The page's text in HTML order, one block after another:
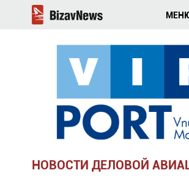
НОВОСТИ ДЕЛОВОЙ